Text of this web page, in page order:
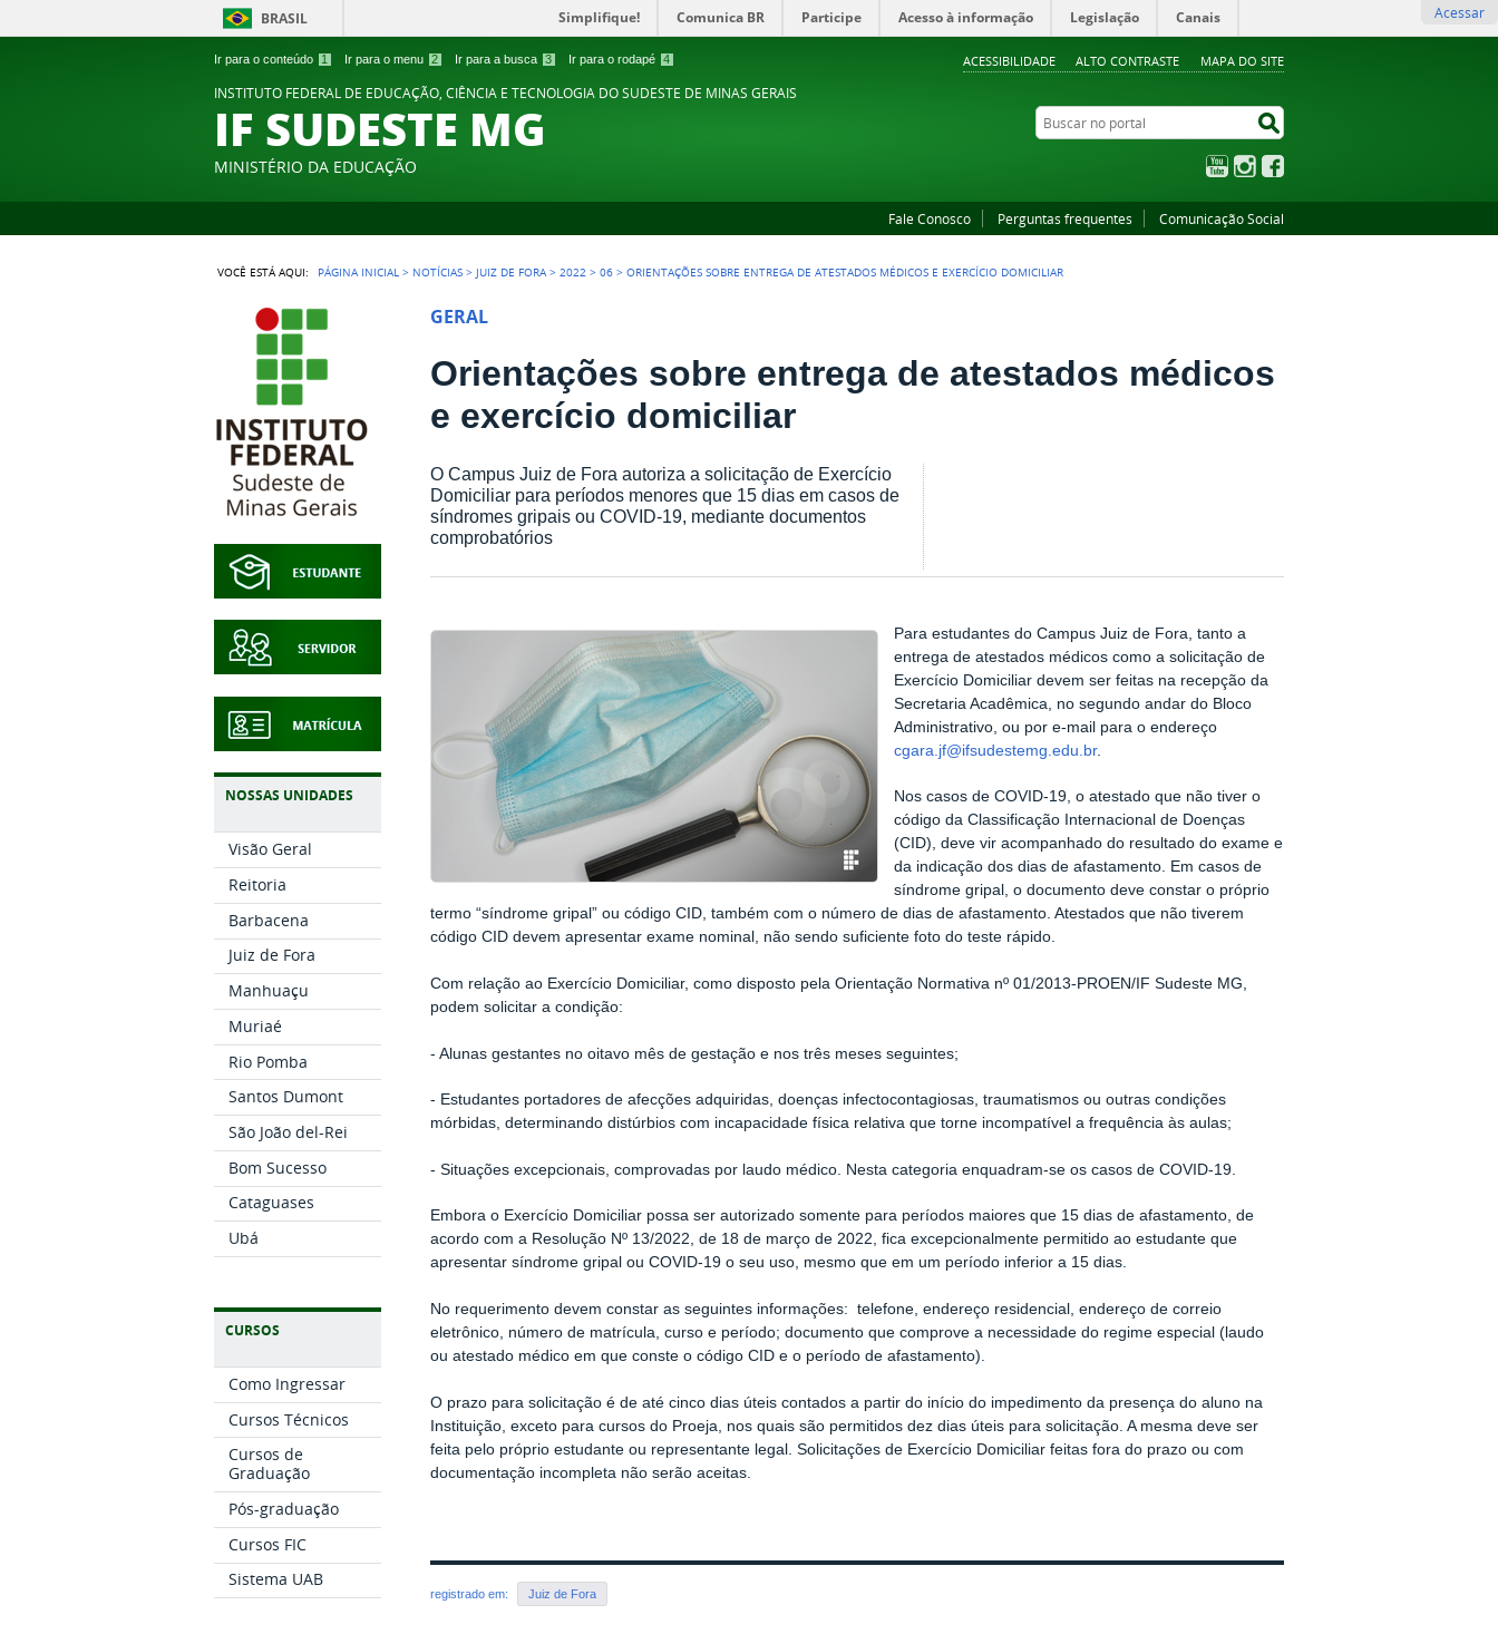
Ir para o conteúdo 1 Ir para o menu 2 Ir para a busca 3 Ir para o rodapé 4 ACESSIBILIDADE ALTO CONTRASTE MAPA DO SITE
BRASIL Simplifique! Comunica BR Participe Acesso à informação Legislação Canais Acessar
INSTITUTO FEDERAL DE EDUCAÇÃO, CIÊNCIA E TECNOLOGIA DO SUDESTE DE MINAS GERAIS
IF SUDESTE MG
MINISTÉRIO DA EDUCAÇÃO
Buscar no portal
YouTubeInstagram
Fale Conosco Perguntas frequentes Comunicação Social
VOCÊ ESTÁ AQUI: PÁGINA INICIAL > NOTÍCIAS > JUIZ DE FORA >2022 >06 >ORIENTAÇÕES SOBRE ENTREGA DE ATESTADOS MÉDICOS E EXERCÍCIO DOMICILIAR
NOSSAS UNIDADES
Visão Geral
Reitoria
Barbacena
Juiz de Fora
Manhuaçu
Muriaé
Rio Pomba
Santos Dumont
São João del-Rei
Bom Sucesso
Cataguases
Ubá
CURSOS
Como Ingressar
Cursos Técnicos
Cursos de
Graduação
Pós-graduação
Cursos FIC
Sistema UAB
GERAL
Orientações sobre entrega de atestados médicos
e exercício domiciliar
O Campus Juiz de Fora autoriza a solicitação de Exercício
Domiciliar para períodos menores que 15 dias em casos de
síndromes gripais ou COVID-19, mediante documentos
comprobatórios
Para estudantes do Campus Juiz de Fora, tanto a
entrega de atestados médicos como a solicitação de
Exercício Domiciliar devem ser feitas na recepção da
Secretaria Acadêmica, no segundo andar do Bloco
Administrativo, ou por e-mail para o endereço
cgara.jf@ifsudestemg.edu.br.
Nos casos de COVID-19, o atestado que não tiver o
código da Classificação Internacional de Doenças
(CID), deve vir acompanhado do resultado do exame e
da indicação dos dias de afastamento. Em casos de
síndrome gripal, o documento deve constar o próprio
termo “síndrome gripal” ou código CID, também com o número de dias de afastamento. Atestados que não tiverem
código CID devem apresentar exame nominal, não sendo suficiente foto do teste rápido.
Com relação ao Exercício Domiciliar, como disposto pela Orientação Normativa nº 01/2013-PROEN/IF Sudeste MG,
podem solicitar a condição:
- Alunas gestantes no oitavo mês de gestação e nos três meses seguintes;
- Estudantes portadores de afecções adquiridas, doenças infectocontagiosas, traumatismos ou outras condições
mórbidas, determinando distúrbios com incapacidade física relativa que torne incompatível a frequência às aulas;
- Situações excepcionais, comprovadas por laudo médico. Nesta categoria enquadram-se os casos de COVID-19.
Embora o Exercício Domiciliar possa ser autorizado somente para períodos maiores que 15 dias de afastamento, de
acordo com a Resolução Nº 13/2022, de 18 de março de 2022, fica excepcionalmente permitido ao estudante que
apresentar síndrome gripal ou COVID-19 o seu uso, mesmo que em um período inferior a 15 dias.
No requerimento devem constar as seguintes informações: telefone, endereço residencial, endereço de correio
eletrônico, número de matrícula, curso e período; documento que comprove a necessidade do regime especial (laudo
ou atestado médico em que conste o código CID e o período de afastamento).
O prazo para solicitação é de até cinco dias úteis contados a partir do início do impedimento da presença do aluno na
Instituição, exceto para cursos do Proeja, nos quais são permitidos dez dias úteis para solicitação. A mesma deve ser
feita pelo próprio estudante ou representante legal. Solicitações de Exercício Domiciliar feitas fora do prazo ou com
documentação incompleta não serão aceitas.
registrado em: Juiz de Fora